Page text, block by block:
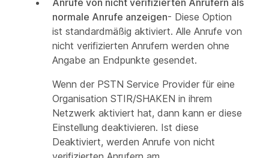
normale Anrufe anzeigen- Diese Option
ist standardmäßig aktiviert. Alle Anrufe von
nicht verifizierten Anrufern werden ohne
Angabe an Endpunkte gesendet.
Wenn der PSTN Service Provider für eine
Organisation STIR/SHAKEN in ihrem
Netzwerk aktiviert hat, dann kann er diese
Einstellung deaktivieren. Ist diese
Deaktiviert, werden Anrufe von nicht